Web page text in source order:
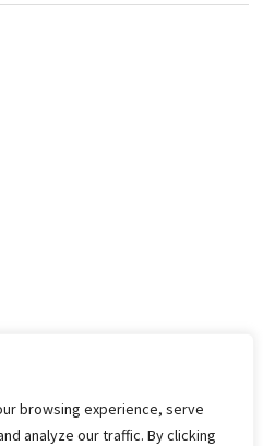
browsing experience, serve
analyze our traffic. By clicking